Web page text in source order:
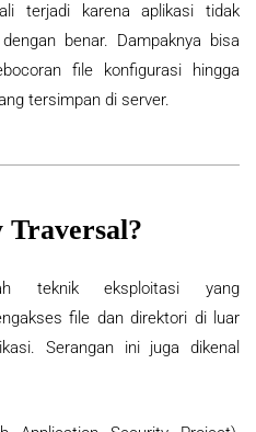
terjadi karena aplikasi tidak
benar. Dampaknya bisa
file konfigurasi hingga
tersimpan di server.
teknik eksploitasi yang
file dan direktori di luar
Serangan ini juga dikenal